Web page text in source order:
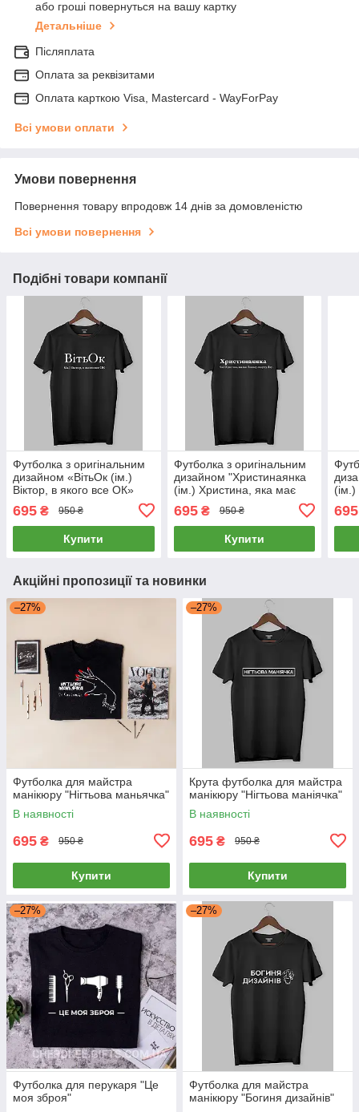
або гроші повернуться на вашу картку
Детальніше
Післяплата
Оплата за реквізитами
Оплата карткою Visa, Mastercard - WayForPay
Всі умови оплати
Умови повернення
Повернення товару впродовж 14 днів за домовленістю
Всі умови повернення
Подібні товари компанії
Футболка з оригінальним
дизайном «ВітьОк (ім.)
Віктор, в якого все ОК»
695 ₴ 950 ₴
Купити
Футболка з оригінальним
дизайном "Христинаянка
(ім.) Христина, яка має
695₴ 950 ₴
Купити
(ім.)
695
Акційні пропозиції та новинки
–27%
Футболка для майстра
манікюру "Нігтьова маньячка"
В наявності
695 ₴ 950 ₴
Купити
–27%
Крута футболка для майстра
манікюру "Нігтьова маніячка"
В наявності
695 ₴ 950 ₴
Купити
–27%
Футболка для перукаря "Це
моя зброя"
–27%
Футболка для майстра
манікюру "Богиня дизайнів"